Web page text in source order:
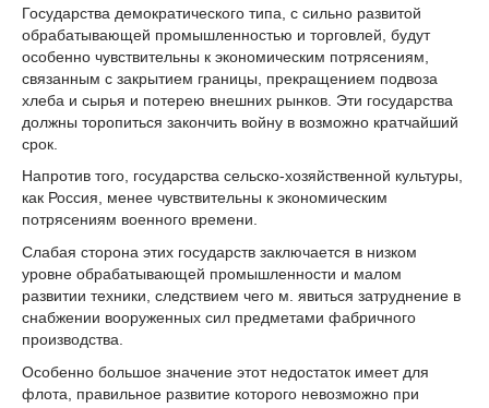
Государства демократического типа, с сильно развитой
обрабатывающей промышленностью и торговлей, будут
особенно чувствительны к экономическим потрясениям,
связанным с закрытием границы, прекращением подвоза
хлеба и сырья и потерею внешних рынков. Эти государства
должны торопиться закончить войну в возможно кратчайший
срок.
Напротив того, государства сельско-хозяйственной культуры,
как Россия, менее чувствительны к экономическим
потрясениям военного времени.
Слабая сторона этих государств заключается в низком
уровне обрабатывающей промышленности и малом
развитии техники, следствием чего м. явиться затруднение в
снабжении вооруженных сил предметами фабричного
производства.
Особенно большое значение этот недостаток имеет для
флота, правильное развитие которого невозможно при